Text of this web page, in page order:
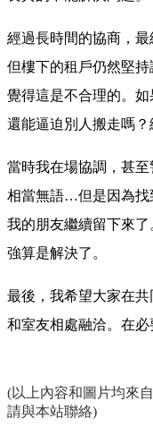
經過長時間的協商，最
但樓下的租戶仍然堅
覺得這是不合理的。
還能逼迫別人搬走嗎？
當時我在場協調，甚
相當無語…但是因為找
我的朋友繼續留下來
強算是解決了。
最後，我希望大家在共
和室友相處融洽。在必
(以上內容和圖片均來
請與本站聯絡)